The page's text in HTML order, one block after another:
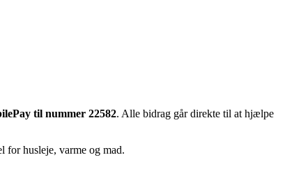
til nummer 22582. Alle bidrag går direkte til at hjælpe
for husleje, varme og mad.